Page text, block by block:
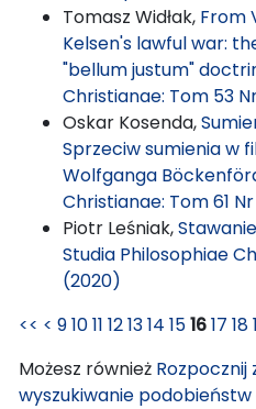
Tomasz Widłak, From
Kelsen's lawful war:
"bellum justum"
Christianae: Tom 53
Oskar Kosenda,
Sprzeciw sumienia w
Wolfganga
Christianae: Tom 61
Piotr Leśniak,
Studia Philosophiae
(2020)
<< < 91011 121314 151617 18
Możesz również
wyszukiwanie podobieństw